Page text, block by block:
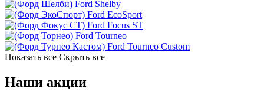
Ford Shelby
Ford EcoSport
Ford Focus ST
Ford Tourneo
Ford Tourneo Custom
Показать все Скрыть все
Наши акции